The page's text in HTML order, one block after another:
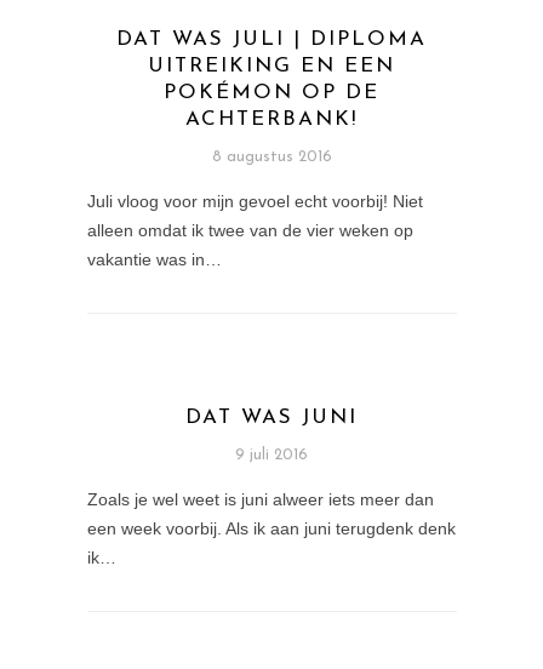
DAT WAS JULI | DIPLOMA
UITREIKING EN EEN
POKÉMON OP DE
ACHTERBANK!
8 augustus 2016
Juli vloog voor mijn gevoel echt voorbij! Niet
alleen omdat ik twee van de vier weken op
vakantie was in…
DAT WAS JUNI
9 juli 2016
Zoals je wel weet is juni alweer iets meer dan
een week voorbij. Als ik aan juni terugdenk denk
ik…